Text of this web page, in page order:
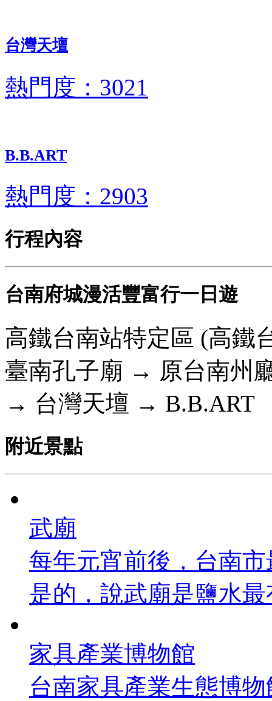
台灣天壇
熱門度：3021
B.B.ART
熱門度：2903
行程內容
台南府城漫活豐富行一日遊
高鐵台南站特定區 (高鐵
臺南孔子廟 → 原台南州
→ 台灣天壇 → B.B.ART
附近景點
武廟
每年元宵前後，台南
是的，說武廟是鹽水
家具產業博物館
台南家具產業生態博